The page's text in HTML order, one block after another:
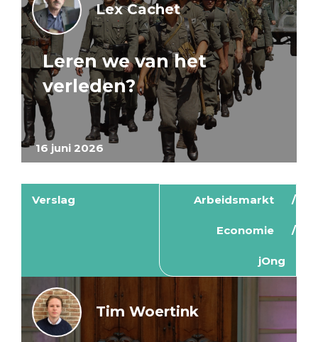
16 juni 2026
Lex Cachet
Leren we van het
verleden?
Verslag Arbeidsmarkt
Economie
jOng
Tim Woertink